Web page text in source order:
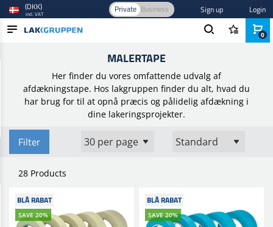
BLOG
NEW IN
(DKK)
incl. VAT Private Business Sign up Login
MALERTAPE
Her finder du vores omfattende udvalg af
afdækningstape. Hos lakgruppen finder du alt, hvad du
har brug for til at opnå præcis og pålidelig afdækning i
dine lakeringsprojekter.
Filter
28 Products
BLÅ RABAT
SAVE 20%
BLÅ RABAT
SAVE 20%
0